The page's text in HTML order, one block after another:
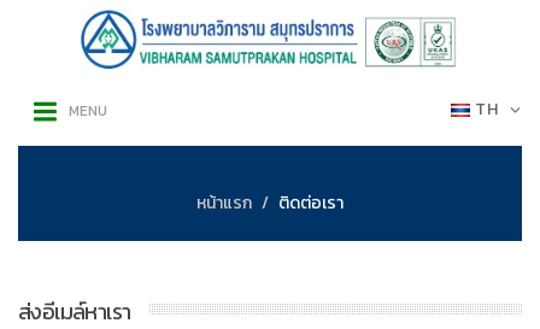
TH
MENU
หน้าแรก ติดต่อเรา
ส่งอีเมล์หาเรา